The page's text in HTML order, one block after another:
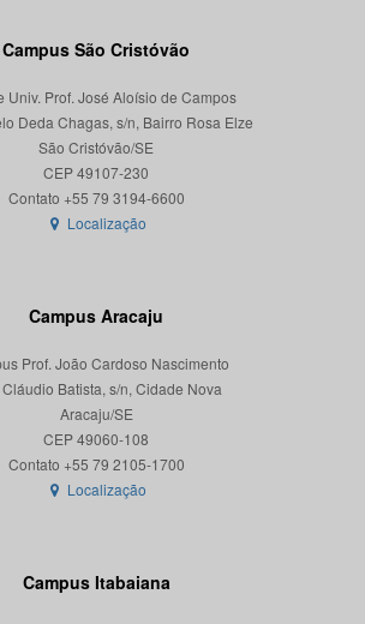
Campus São Cristóvão
Univ. Prof. José Aloísio de Campos
Deda Chagas, s/n, Bairro Rosa Elze
São Cristóvão/SE
CEP 49107-230
Localização
Campus Aracaju
Prof. João Cardoso Nascimento
Batista, s/n, Cidade Nova
Aracaju/SE
CEP 49060-108
Localização
Campus Itabaiana